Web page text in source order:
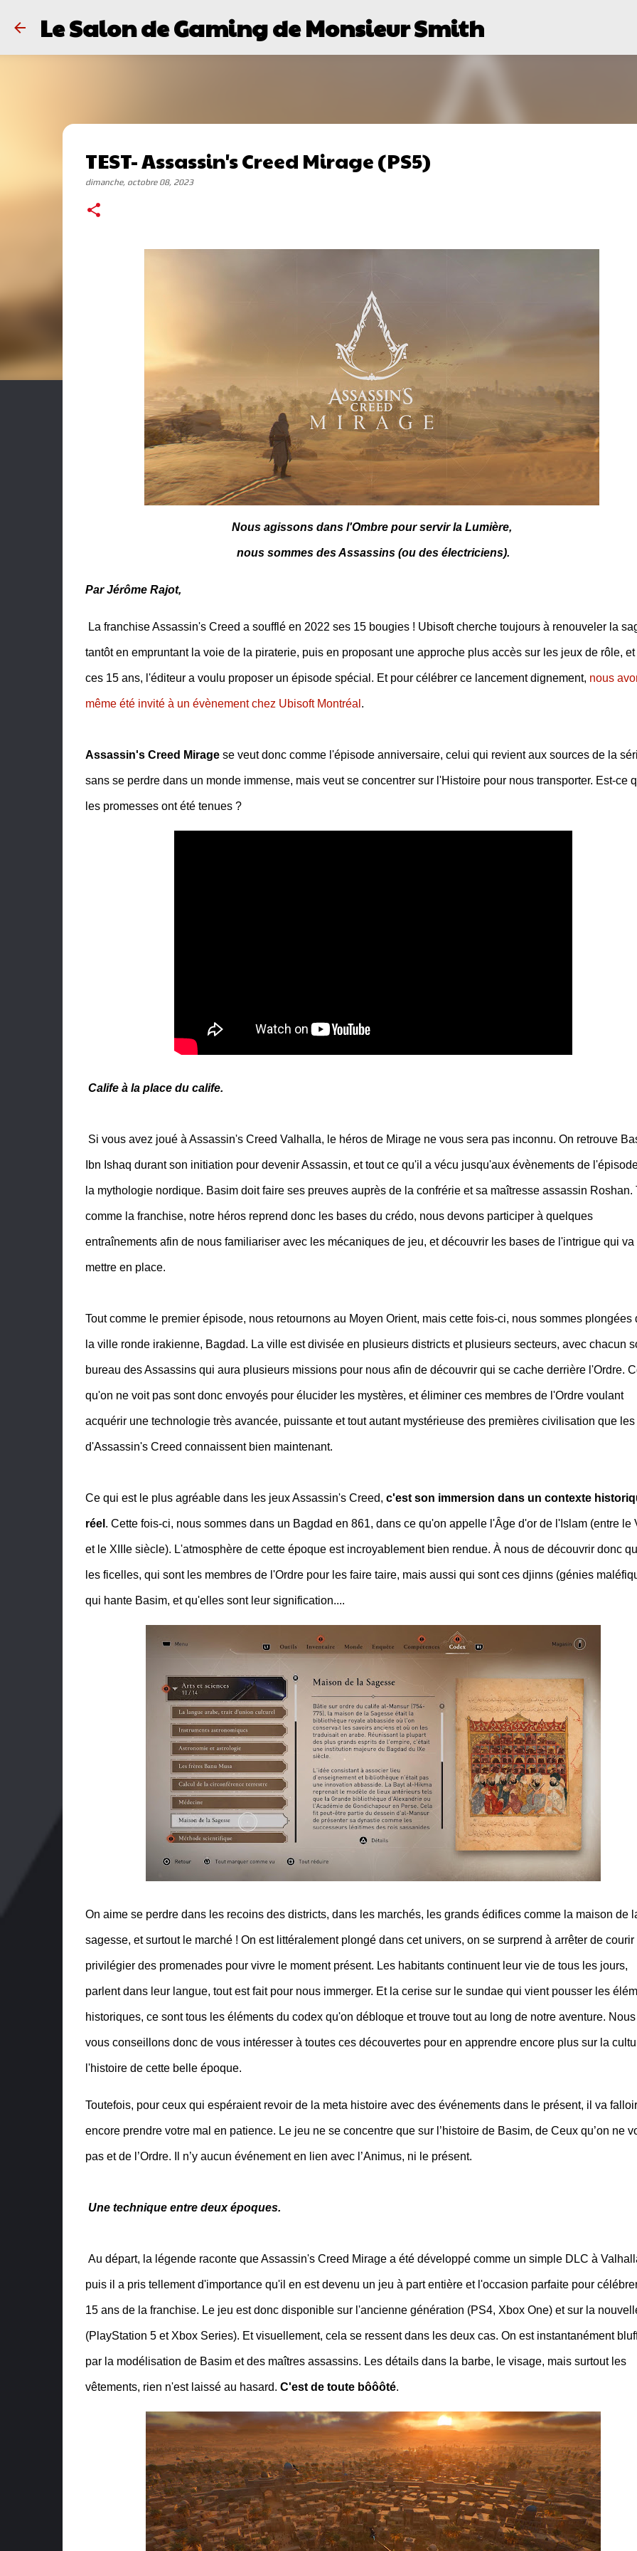
Passer au contenu principal
Le Salon de Gaming de Monsieur Smith
TEST- Assassin's Creed Mirage (PS5)
dimanche, octobre 08, 2023
Nous agissons dans l'Ombre pour servir la Lumière,
nous sommes des Assassins (ou des électriciens).
Par Jérôme Rajot,
La franchise Assassin's Creed a soufflé en 2022 ses 15 bougies ! Ubisoft cherche toujours à renouveler la
tantôt en empruntant la voie de la piraterie, puis en proposant une approche plus accès sur les jeux de rôle, et
ces 15 ans, l'éditeur a voulu proposer un épisode spécial. Et pour célébrer ce lancement dignement, nous
même été invité à un évènement chez Ubisoft Montréal .
Assassin's Creed Miragese veut donc comme l'épisode anniversaire, celui qui revient aux sources de la
sans se perdre dans un monde immense, mais veut se concentrer sur l'Histoire pour nous transporter. Est-ce
les promesses ont été tenues ?
Calife à la place du calife.
Si vous avez joué à Assassin's Creed Valhalla, le héros de Mirage ne vous sera pas inconnu. On retrouve
Ibn Ishaq durant son initiation pour devenir Assassin, et tout ce qu'il a vécu jusqu'aux évènements de
la mythologie nordique. Basim doit faire ses preuves auprès de la confrérie et sa maîtresse assassin Roshan.
comme la franchise, notre héros reprend donc les bases du crédo, nous devons participer à quelques
entraînements afin de nous familiariser avec les mécaniques de jeu, et découvrir les bases de l'intrigue qui va
mettre en place.
Tout comme le premier épisode, nous retournons au Moyen Orient, mais cette fois-ci, nous sommes plongées
la ville ronde irakienne, Bagdad. La ville est divisée en plusieurs districts et plusieurs secteurs, avec chacun
bureau des Assassins qui aura plusieurs missions pour nous afin de découvrir qui se cache derrière l'Ordre.
qu'on ne voit pas sont donc envoyés pour élucider les mystères, et éliminer ces membres de l'Ordre voulant
acquérir une technologie très avancée, puissante et tout autant mystérieuse des premières civilisation que les
d'Assassin's Creed connaissent bien maintenant.
Ce qui est le plus agréable dans les jeux Assassin's Creed, c'est son immersion dans un contexte
réel . Cette fois-ci, nous sommes dans un Bagdad en 861, dans ce qu'on appelle l'Âge d'or de l'Islam (entre le
et le XIIIe siècle). L'atmosphère de cette époque est incroyablement bien rendue. À nous de découvrir donc
les ficelles, qui sont les membres de l'Ordre pour les faire taire, mais aussi qui sont ces djinns (génies
qui hante Basim, et qu'elles sont leur signification....
On aime se perdre dans les recoins des districts, dans les marchés, les grands édifices comme la maison de
sagesse, et surtout le marché ! On est littéralement plongé dans cet univers, on se surprend à arrêter de courir
privilégier des promenades pour vivre le moment présent. Les habitants continuent leur vie de tous les jours,
parlent dans leur langue, tout est fait pour nous immerger. Et la cerise sur le sundae qui vient pousser les
historiques, ce sont tous les éléments du codex qu'on débloque et trouve tout au long de notre aventure. Nous
vous conseillons donc de vous intéresser à toutes ces découvertes pour en apprendre encore plus sur la
l'histoire de cette belle époque.
Toutefois, pour ceux qui espéraient revoir de la meta histoire avec des événements dans le présent, il va falloir
encore prendre votre mal en patience. Le jeu ne se concentre que sur l’histoire de Basim, de Ceux qu’on ne
pas et de l’Ordre. Il n’y aucun événement en lien avec l’Animus, ni le présent.
Une technique entre deux époques.
Au départ, la légende raconte que Assassin's Creed Mirage a été développé comme un simple DLC à
puis il a pris tellement d'importance qu'il en est devenu un jeu à part entière et l'occasion parfaite pour
15 ans de la franchise. Le jeu est donc disponible sur l'ancienne génération (PS4, Xbox One) et sur la
(PlayStation 5 et Xbox Series). Et visuellement, cela se ressent dans les deux cas. On est instantanément
par la modélisation de Basim et des maîtres assassins. Les détails dans la barbe, le visage, mais surtout les
vêtements, rien n'est laissé au hasard. C'est de toute bôôôté.